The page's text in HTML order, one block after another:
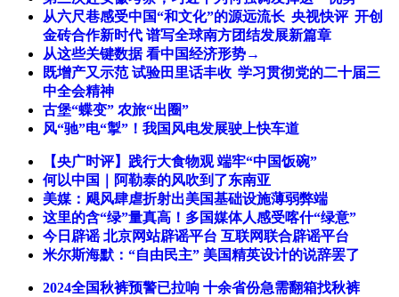
从六尺巷感受中国“和文化”的源远流长 央视快评 开创
金砖合作新时代 谱写全球南方团结发展新篇章
从这些关键数据 看中国经济形势→
既增产又示范 试验田里话丰收 学习贯彻党的二十届三
中全会精神
古堡“蝶变” 农旅“出圈”
风“驰”电“掣”！我国风电发展驶上快车道
【央广时评】践行大食物观 端牢“中国饭碗”
何以中国｜阿勒泰的风吹到了东南亚
美媒：飓风肆虐折射出美国基础设施薄弱弊端
这里的含“绿”量真高！多国媒体人感受喀什“绿意”
今日辟谣 北京网站辟谣平台 互联网联合辟谣平台
米尔斯海默：“自由民主” 美国精英设计的说辞罢了
2024全国秋裤预警已拉响 十余省份急需翻箱找秋裤